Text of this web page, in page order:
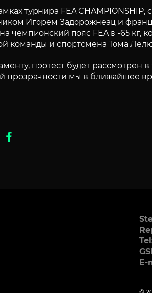
турнира FEA
Игорем Задорожнеац и
чемпионский пояс FEA в -65
команды и спортсмена Тома
протест будет рассмотрен
прозрачности мы в ближайшее
E-